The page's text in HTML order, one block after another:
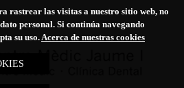
rastrear las visitas a nuestro sitio web, no
personal. Si continúa navegando
su uso. Acerca de nuestras cookies
CENTRO
MÉDICO
